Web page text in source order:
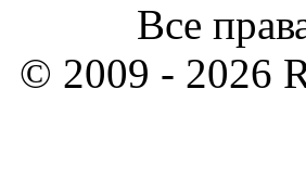
Все
© 2009 - 2026